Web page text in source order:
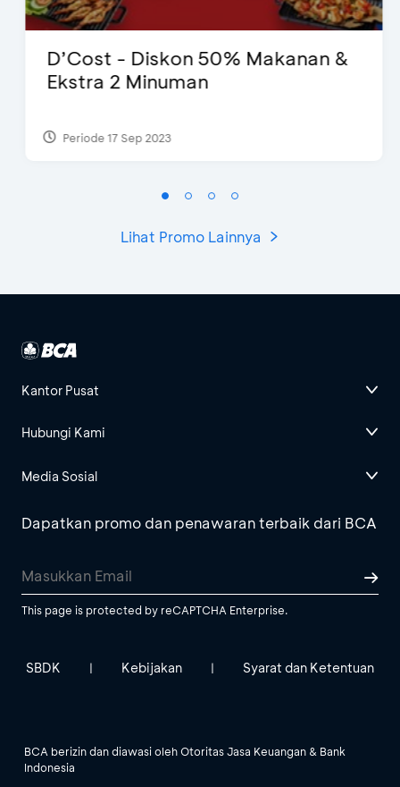
D’Cost - Diskon 50% Makanan &
Ekstra 2 Minuman
Periode 17 Sep 2023
Lihat Promo Lainnya
Kantor Pusat
Hubungi Kami
Media Sosial
Dapatkan promo dan penawaran terbaik dari BCA
This page is protected by reCAPTCHA Enterprise.
SBDK | Kebijakan | Syarat dan Ketentuan
BCA berizin dan diawasi oleh Otoritas Jasa Keuangan & Bank
Indonesia